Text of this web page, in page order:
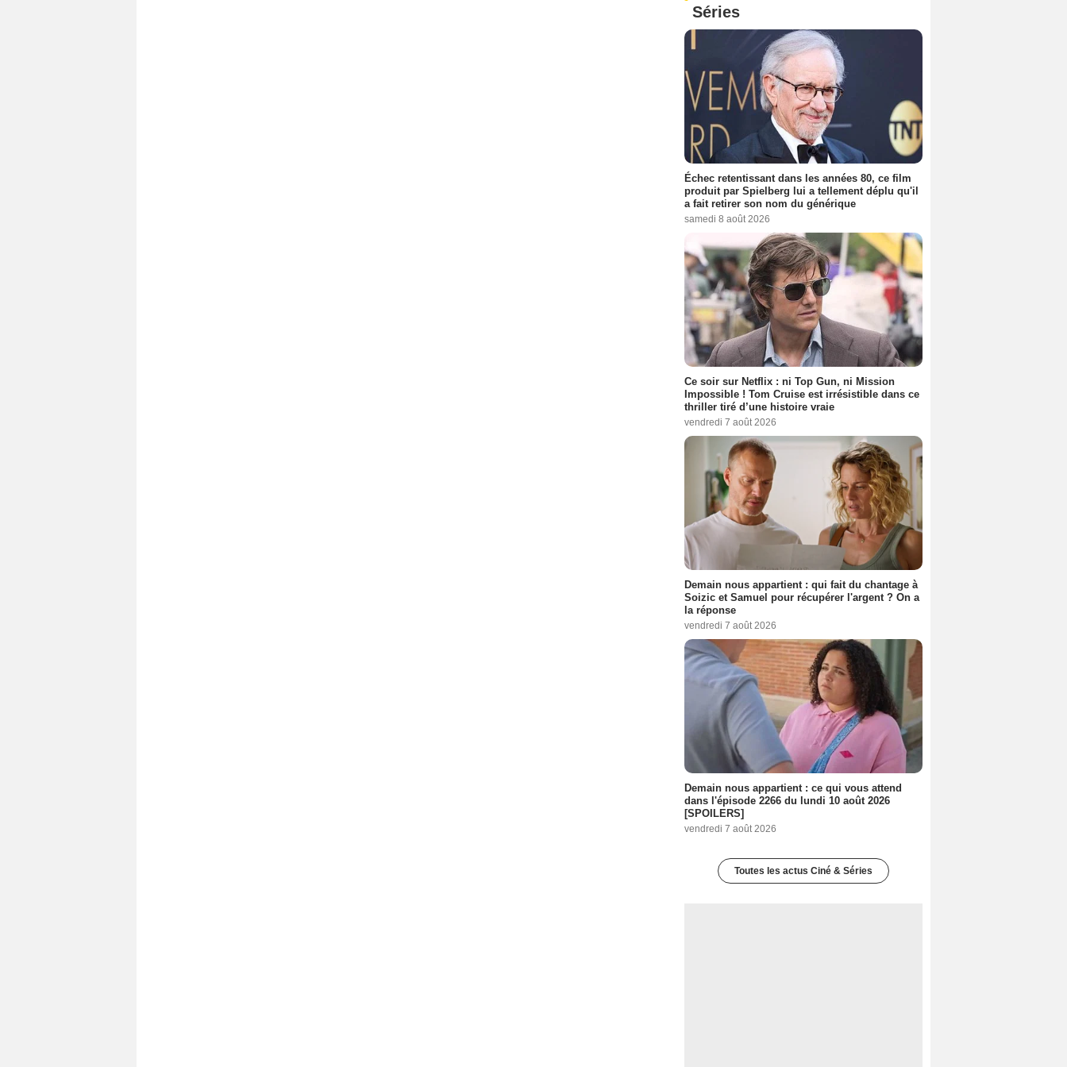
Séries
Échec retentissant dans les années 80, ce film
produit par Spielberg lui a tellement déplu qu'il
a fait retirer son nom du générique
samedi 8 août 2026
Ce soir sur Netflix : ni Top Gun, ni Mission
Impossible ! Tom Cruise est irrésistible dans ce
thriller tiré d’une histoire vraie
vendredi 7 août 2026
Demain nous appartient : qui fait du chantage à
Soizic et Samuel pour récupérer l'argent ? On a
la réponse
vendredi 7 août 2026
Demain nous appartient : ce qui vous attend
dans l'épisode 2266 du lundi 10 août 2026
[SPOILERS]
vendredi 7 août 2026
Toutes les actus Ciné & Séries